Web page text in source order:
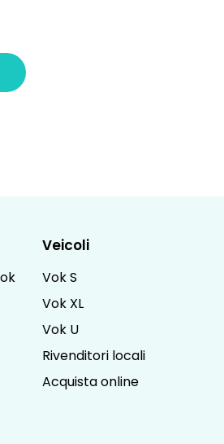
Veicoli
Vok S
Vok XL
Vok U
Rivenditori locali
Acquista online